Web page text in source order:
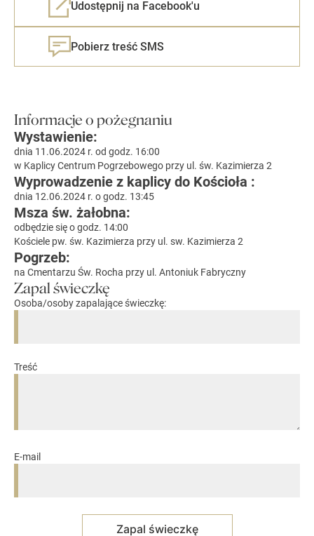
Udostępnij na Facebook'u
Pobierz treść SMS
Informacje o pożegnaniu
Wystawienie:
dnia 11.06.2024 r. od godz. 16:00
w Kaplicy Centrum Pogrzebowego przy ul. św. Kazimierza 2
Wyprowadzenie z kaplicy do Kościoła :
dnia 12.06.2024 r. o godz. 13:45
Msza św. żałobna:
odbędzie się o godz. 14:00
Kościele pw. św. Kazimierza przy ul. sw. Kazimierza 2
Pogrzeb:
na Cmentarzu Św. Rocha przy ul. Antoniuk Fabryczny
Zapal świeczkę
Osoba/osoby zapalające świeczkę:
Treść
E-mail